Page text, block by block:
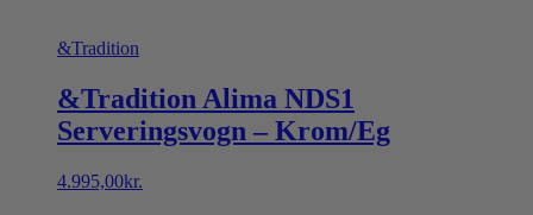
&Tradition
&Tradition Alima NDS1
Serveringsvogn – Krom/Eg
4.995,00kr.